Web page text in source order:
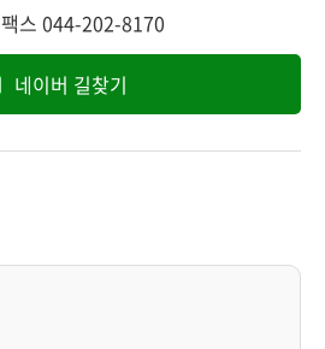
팩스 044-202-8170
네이버 길찾기